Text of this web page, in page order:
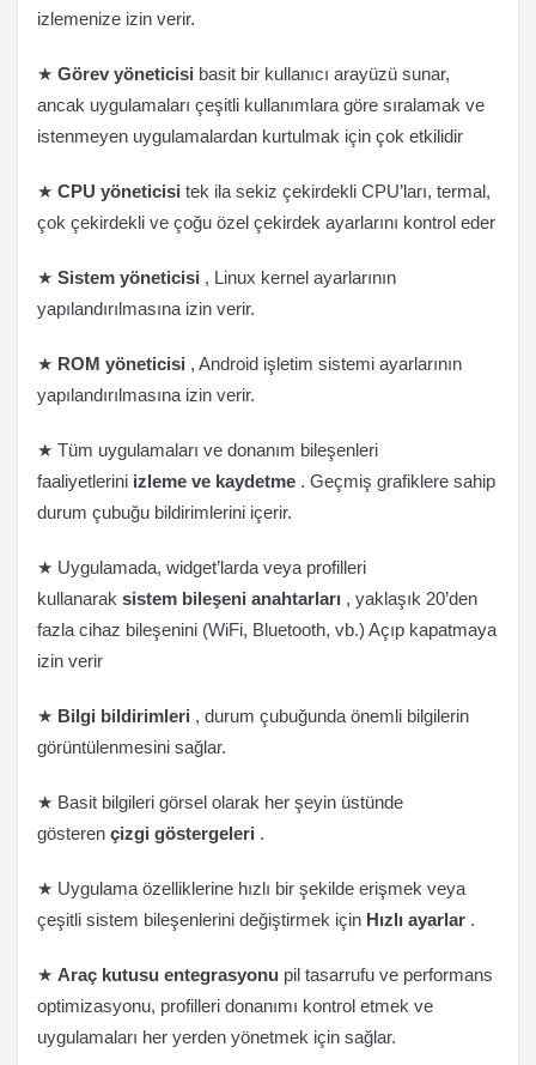
izlemenize izin verir.
★ Görev yöneticisi basit bir kullanıcı arayüzü sunar,
ancak uygulamaları çeşitli kullanımlara göre sıralamak ve
istenmeyen uygulamalardan kurtulmak için çok etkilidir
★ CPU yöneticisi tek ila sekiz çekirdekli CPU’ları, termal,
çok çekirdekli ve çoğu özel çekirdek ayarlarını kontrol eder
★ Sistem yöneticisi , Linux kernel ayarlarının
yapılandırılmasına izin verir.
★ ROM yöneticisi , Android işletim sistemi ayarlarının
yapılandırılmasına izin verir.
★ Tüm uygulamaları ve donanım bileşenleri
faaliyetlerini izleme ve kaydetme . Geçmiş grafiklere sahip
durum çubuğu bildirimlerini içerir.
★ Uygulamada, widget’larda veya profilleri
kullanarak sistem bileşeni anahtarları , yaklaşık 20’den
fazla cihaz bileşenini (WiFi, Bluetooth, vb.) Açıp kapatmaya
izin verir
★ Bilgi bildirimleri , durum çubuğunda önemli bilgilerin
görüntülenmesini sağlar.
★ Basit bilgileri görsel olarak her şeyin üstünde
gösteren çizgi göstergeleri .
★ Uygulama özelliklerine hızlı bir şekilde erişmek veya
çeşitli sistem bileşenlerini değiştirmek için Hızlı ayarlar .
★ Araç kutusu entegrasyonu pil tasarrufu ve performans
optimizasyonu, profilleri donanımı kontrol etmek ve
uygulamaları her yerden yönetmek için sağlar.